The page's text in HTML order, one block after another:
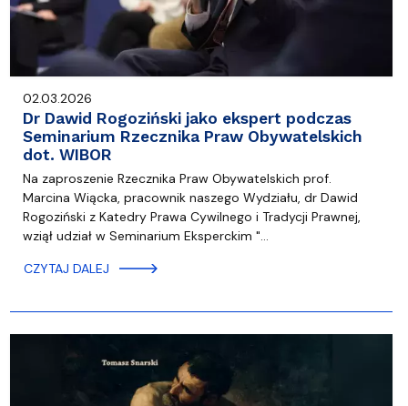
02.03.2026
Dr Dawid Rogoziński jako ekspert podczas
Seminarium Rzecznika Praw Obywatelskich
dot. WIBOR
Na zaproszenie Rzecznika Praw Obywatelskich prof.
Marcina Wiącka, pracownik naszego Wydziału, dr Dawid
Rogoziński z Katedry Prawa Cywilnego i Tradycji Prawnej,
wziął udział w Seminarium Eksperckim "…
CZYTAJ DALEJ